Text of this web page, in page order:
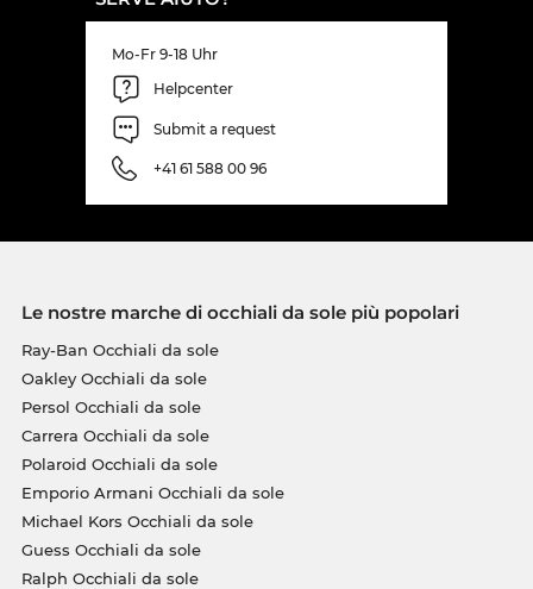
Mo-Fr 9-18 Uhr
Helpcenter
Submit a request
+41 61 588 00 96
Le nostre marche di occhiali da sole più popolari
Ray-Ban Occhiali da sole
Oakley Occhiali da sole
Persol Occhiali da sole
Carrera Occhiali da sole
Polaroid Occhiali da sole
Emporio Armani Occhiali da sole
Michael Kors Occhiali da sole
Guess Occhiali da sole
Ralph Occhiali da sole